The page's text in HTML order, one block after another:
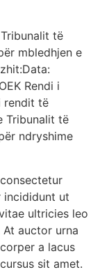
të
mbledhjen e
Rendi i
rendit të
Tribunalit të
ndryshime
incididunt ut
ultricies leo
auctor urna
a lacus
sit amet.